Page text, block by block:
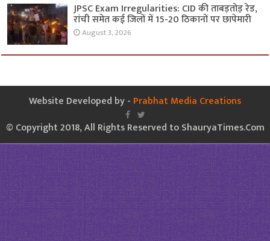
JPSC Exam Irregularities: CID की ताबड़तोड़ रेड,
रांची समेत कई जिलों में 15-20 ठिकानों पर छापेमारी
August 3, 2026
Website Developed by - Prabhat Media Creations
© Copyright 2018, All Rights Reserved to ShauryaTimes.Com